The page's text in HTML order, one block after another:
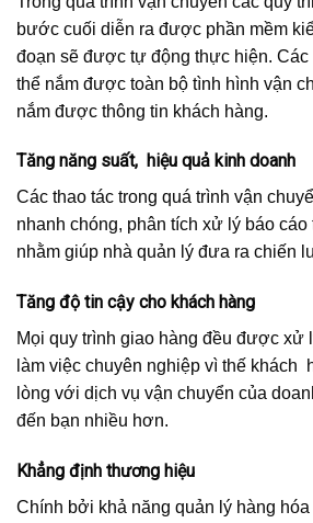
bước cuối diễn ra được phần mềm
đoạn sẽ được tự động thực hiện.
thể nắm được toàn bộ tình hình vận
nắm được thông tin khách hàng.
Tăng năng suất, hiệu quả kinh doanh
Các thao tác trong quá trình vận
nhanh chóng, phân tích xử lý báo
nhằm giúp nhà quản lý đưa ra chiến
Tăng độ tin cậy cho khách hàng
Mọi quy trình giao hàng đều được xử
làm việc chuyên nghiệp vì thế khách
lòng với dịch vụ vận chuyển của
đến bạn nhiều hơn.
Khẳng định thương hiệu
Chính bởi khả năng quản lý hàng